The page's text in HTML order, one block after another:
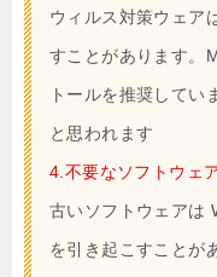
ウィルス対策ウェア
すことがあります。
トールを推奨してい
と思われます
4.不要なソフトウェ
古いソフトウェアは
を引き起こすことが